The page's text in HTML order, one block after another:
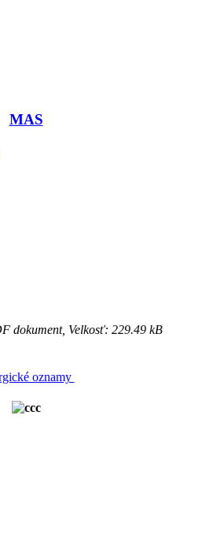
MAS
dokument, Velkosť: 229.49 kB
oznamy